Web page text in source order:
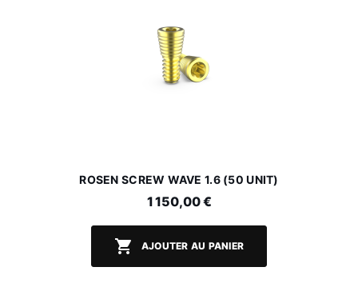
ROSEN SCREW WAVE 1.6 (50 UNIT)
1 150,00 €
 AJOUTER AU PANIER